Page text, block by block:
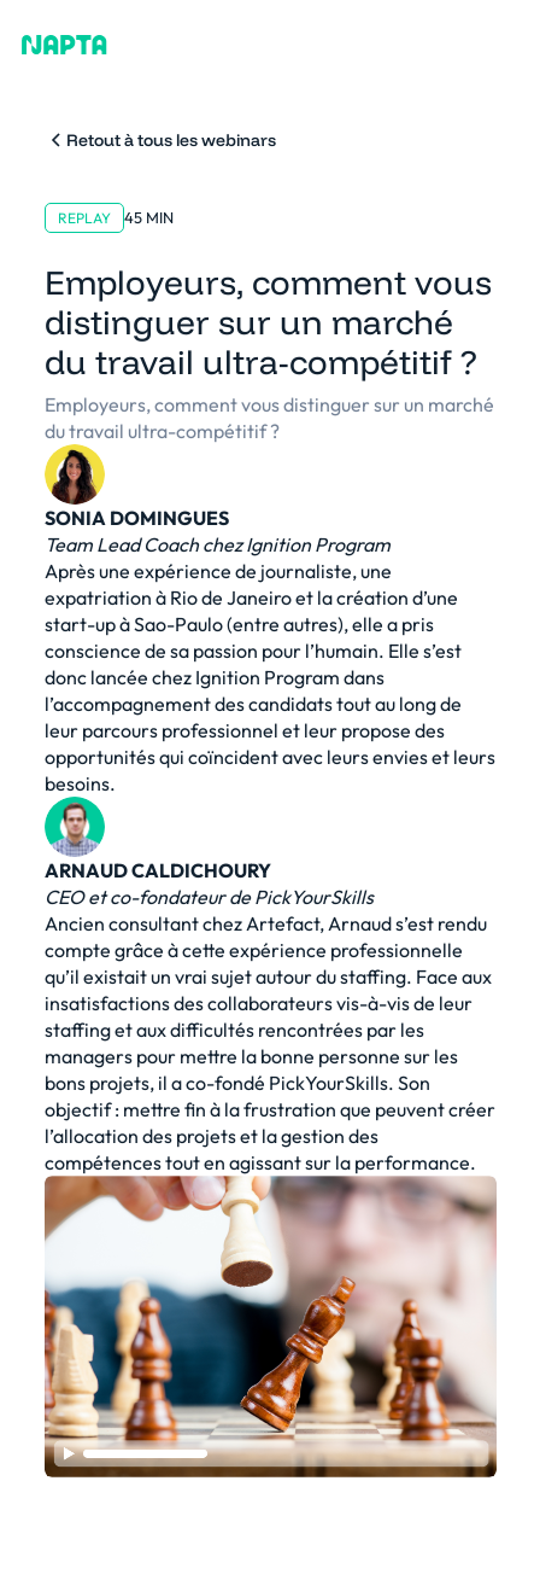
Retout à tous les webinars
REPLAY 45 MIN
Employeurs, comment vous
distinguer sur un marché
du travail ultra-compétitif ?
Employeurs, comment vous distinguer sur un marché
du travail ultra-compétitif ?
SONIA DOMINGUES
Team Lead Coach chez Ignition Program
Après une expérience de journaliste, une
expatriation à Rio de Janeiro et la création d’une
start-up à Sao-Paulo (entre autres), elle a pris
conscience de sa passion pour l’humain. Elle s’est
donc lancée chez Ignition Program dans
l’accompagnement des candidats tout au long de
leur parcours professionnel et leur propose des
opportunités qui coïncident avec leurs envies et leurs
besoins.
ARNAUD CALDICHOURY
CEO et co-fondateur de PickYourSkills
Ancien consultant chez Artefact, Arnaud s’est rendu
compte grâce à cette expérience professionnelle
qu’il existait un vrai sujet autour du staffing. Face aux
insatisfactions des collaborateurs vis-à-vis de leur
staffing et aux difficultés rencontrées par les
managers pour mettre la bonne personne sur les
bons projets, il a co-fondé PickYourSkills. Son
objectif : mettre fin à la frustration que peuvent créer
l’allocation des projets et la gestion des
compétences tout en agissant sur la performance.